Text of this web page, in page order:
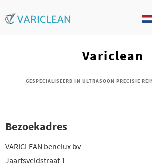
Variclean
GESPECIALISEERD IN ULTRASOON PRECISIE
Bezoekadres
VARICLEAN benelux bv
Jaartsveldstraat 1